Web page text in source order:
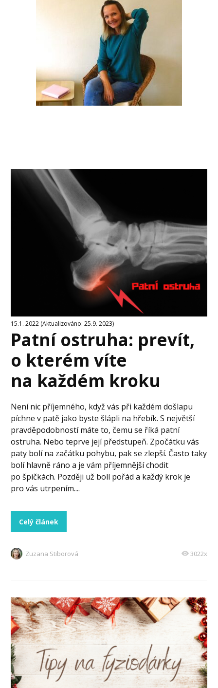
15.1. 2022 (Aktualizováno: 25.9. 2023)
Patní ostruha: prevít,
o kterém víte
na každém kroku
Není nic příjemného, když vás při každém došlapu
píchne v patě jako byste šlápli na hřebík. S největší
pravděpodobností máte to, čemu se říká patní
ostruha. Nebo teprve její předstupeň. Zpočátku vás
paty bolí na začátku pohybu, pak se zlepší. Často taky
bolí hlavně ráno a je vám příjemnější chodit
po špičkách. Později už bolí pořád a každý krok je
pro vás utrpením....
Celý článek
Zuzana Stiborová 3022x